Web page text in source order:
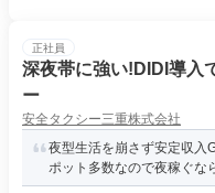
正社員
深夜帯に強い!DIDI導入
ー
安全タクシー三重株式会社
夜型生活を崩さず安定収入
ポット多数なので夜稼ぐな